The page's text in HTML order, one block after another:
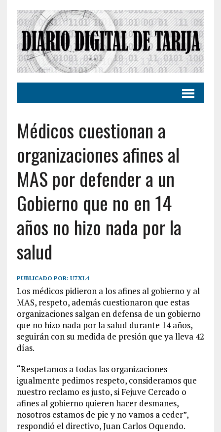
Médicos cuestionan a
organizaciones afines al
MAS por defender a un
Gobierno que no en 14
años no hizo nada por la
salud
PUBLICADO POR: U7XL4
Los médicos pidieron a los afines al gobierno y al
MAS, respeto, además cuestionaron que estas
organizaciones salgan en defensa de un gobierno
que no hizo nada por la salud durante 14 años,
seguirán con su medida de presión que ya lleva 42
días.
“Respetamos a todas las organizaciones
igualmente pedimos respeto, consideramos que
nuestro reclamo es justo, si Fejuve Cercado o
afines al gobierno quieren hacer desmanes,
nosotros estamos de pie y no vamos a ceder”,
respondió el directivo, Juan Carlos Oquendo.